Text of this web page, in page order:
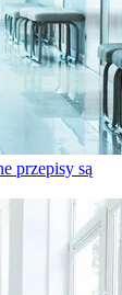
przepisy są